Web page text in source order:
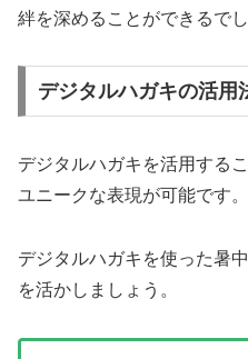
絆を深めることができるでし
デジタルハガキの活用
デジタルハガキを活用する
ユニークな表現が可能です。
デジタルハガキを使った暑
を活かしましょう。